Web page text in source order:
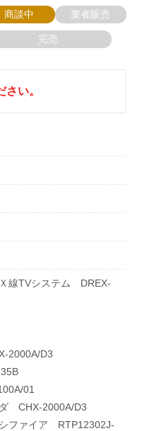
商談中 業者販売
完売
い。
線TVシステム DREX-
2000A/D3
01
CHX-2000A/D3
ファイア RTP12302J-